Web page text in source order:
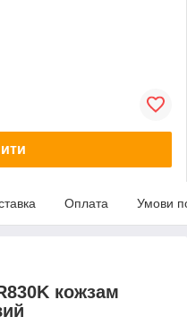
Оплата Умови
кожзам